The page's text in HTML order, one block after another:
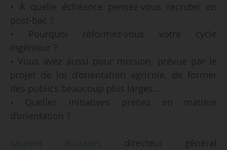
• À quelle échéance pensez-vous recruter en
post-bac ?
• Pourquoi réformez-vous votre cycle
ingénieur ?
• Vous avez aussi pour mission, prévue par le
projet de loi d’orientation agricole, de former
des publics beaucoup plus larges…
• Quelles initiatives prenez en matière
d’orientation ?
Laurent Buisson, directeur général